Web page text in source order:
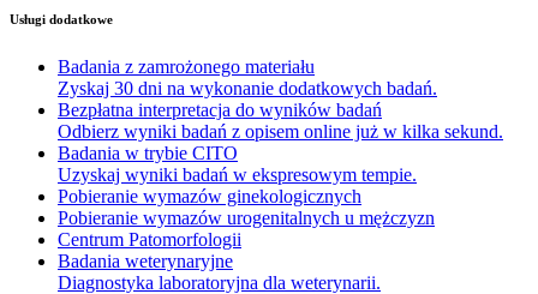
Usługi dodatkowe
Badania z zamrożonego materiału
Zyskaj 30 dni na wykonanie dodatkowych badań.
Bezpłatna interpretacja do wyników badań
Odbierz wyniki badań z opisem online już w kilka sekund.
Badania w trybie CITO
Uzyskaj wyniki badań w ekspresowym tempie.
Pobieranie wymazów ginekologicznych
Pobieranie wymazów urogenitalnych u mężczyzn
Centrum Patomorfologii
Badania weterynaryjne
Diagnostyka laboratoryjna dla weterynarii.